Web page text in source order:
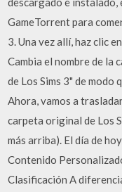
GameTorrent para
3. Una vez allí, haz clic
Cambia el nombre de la
de Los Sims 3" de
Ahora, vamos a
carpeta original de Los
más arriba). El día de
Contenido
Clasificación A